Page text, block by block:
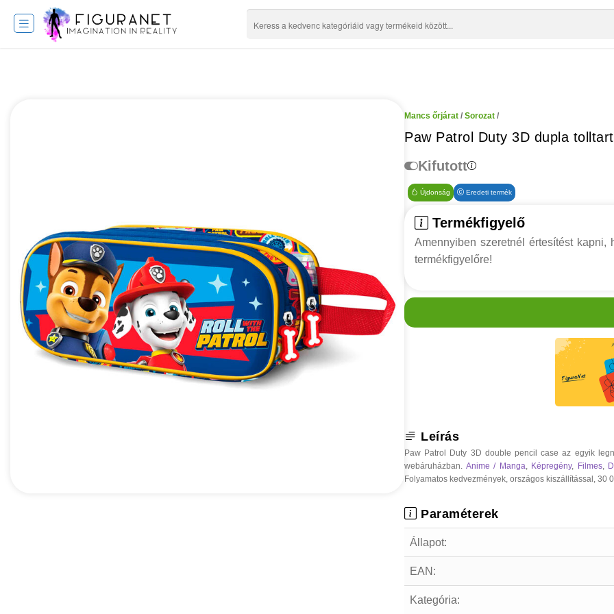
Mancs őrjárat / Sorozat /
Paw Patrol Duty 3D dupla
Kifutott
Újdonság Eredeti termék
Termékfigyelő
Amennyiben szeretnél értesítést
termékfigyelőre!
Leírás
Paw Patrol Duty 3D double pencil case az egyik
webáruházban. Anime / Manga Képregény, Filmes,
Folyamatos kedvezmények, országos kiszállítással, 30
Paraméterek
Állapot:
EAN:
Kategória: